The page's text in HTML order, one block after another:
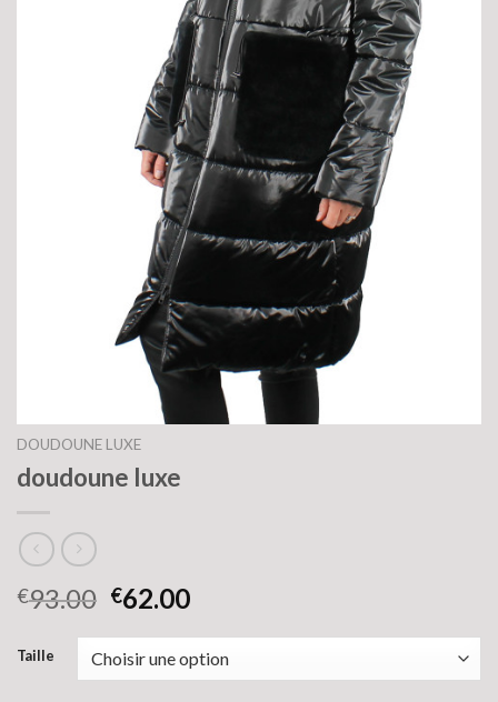
DOUDOUNE LUXE
doudoune luxe
€93.00 €62.00
Taille